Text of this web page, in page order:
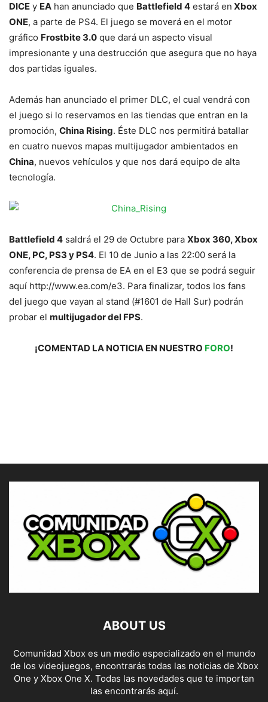
DICE y EA han anunciado que Battlefield 4 estará en Xbox
ONE, a parte de PS4. El juego se moverá en el motor
gráfico Frostbite 3.0 que dará un aspecto visual
impresionante y una destrucción que asegura que no haya
dos partidas iguales.
Además han anunciado el primer DLC, el cual vendrá con
el juego si lo reservamos en las tiendas que entran en la
promoción, China Rising. Éste DLC nos permitirá batallar
en cuatro nuevos mapas multijugador ambientados en
China, nuevos vehículos y que nos dará equipo de alta
tecnología.
Battlefield 4 saldrá el 29 de Octubre para Xbox 360, Xbox
ONE, PC, PS3 y PS4. El 10 de Junio a las 22:00 será la
conferencia de prensa de EA en el E3 que se podrá seguir
aquí http://www.ea.com/e3. Para finalizar, todos los fans
del juego que vayan al stand (#1601 de Hall Sur) podrán
probar el multijugador del FPS.
¡COMENTAD LA NOTICIA EN NUESTRO FORO!
ABOUT US
Comunidad Xbox es un medio especializado en el mundo
de los videojuegos, encontrarás todas las noticias de Xbox
One y Xbox One X. Todas las novedades que te importan
las encontrarás aquí.